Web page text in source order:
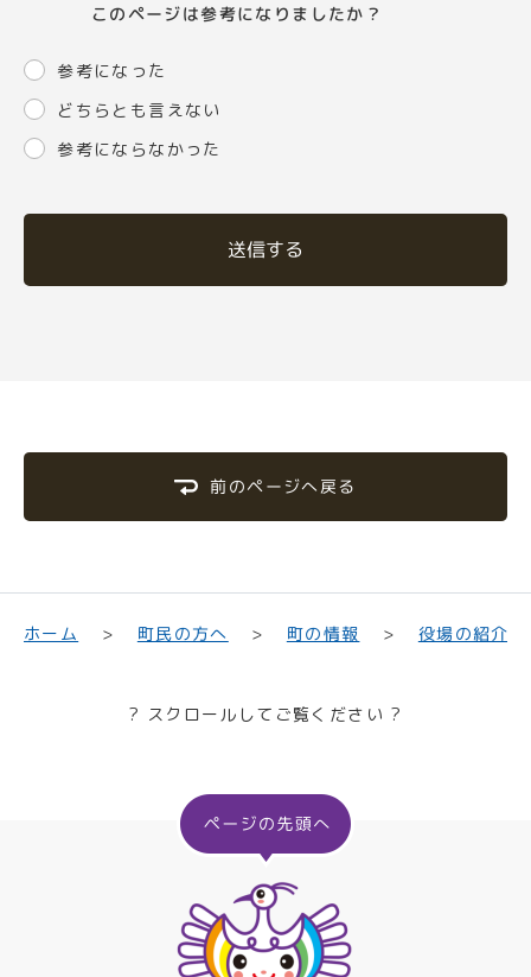
このページは参考になりましたか？
参考になった
どちらとも言えない
参考にならなかった
送信する
前のページへ戻る
ホーム 町民の方へ 町の情報 役場の紹介
? スクロールしてご覧ください ?